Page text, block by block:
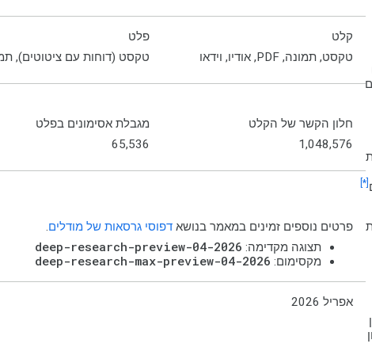
קלט
טקסט, תמונה, PDF, אודיו, וידאו
פלט
טקסט (דוחות עם ציטוטים),
[*]
חלון הקשר של הקלט
1,048,576
מגבלת אסימונים בפלט
65,536
פרטים נוספים זמינים במאמר בנושא דפוסי גרסאות של מודלים.
תצוגה מקדימה: deep-research-preview-04-2026
מקסימום: deep-research-max-preview-04-2026
אפריל 2026